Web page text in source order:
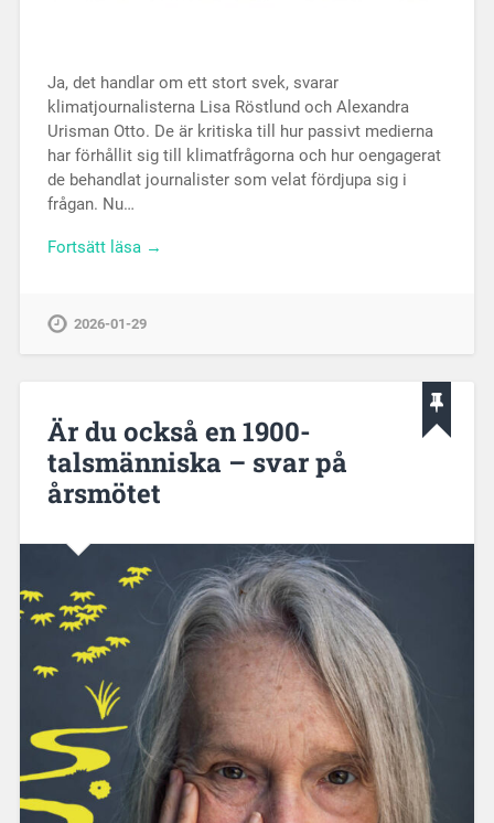
Ja, det handlar om ett stort svek, svarar
klimatjournalisterna Lisa Röstlund och Alexandra
Urisman Otto. De är kritiska till hur passivt medierna
har förhållit sig till klimatfrågorna och hur oengagerat
de behandlat journalister som velat fördjupa sig i
frågan. Nu…
Fortsätt läsa →
2026-01-29
Är du också en 1900-
talsmänniska – svar på
årsmötet